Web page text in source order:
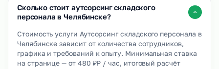
Сколько стоит аутсорсинг складского
персонала в Челябинске?
Стоимость услуги Аутсорсинг складского персонала в
Челябинске зависит от количества сотрудников,
графика и требований к опыту. Минимальная ставка
на странице — от 480 ₽Р / час, итоговый расчёт